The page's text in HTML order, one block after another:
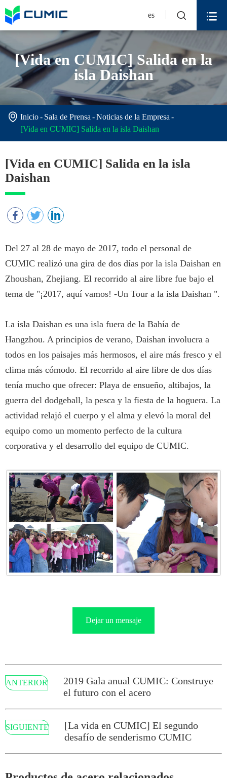
es  
[Vida en CUMIC] Salida en la
isla Daishan
 Inicio Sala de Prensa
Noticias de la Empresa
[Vida en CUMIC] Salida en la isla Daishan
[Vida en CUMIC] Salida en la isla
Daishan
Del 27 al 28 de mayo de 2017, todo el personal de
CUMIC realizó una gira de dos días por la isla Daishan en
Zhoushan, Zhejiang. El recorrido al aire libre fue bajo el
tema de "¡2017, aquí vamos! -Un Tour a la isla Daishan ".
La isla Daishan es una isla fuera de la Bahía de
Hangzhou. A principios de verano, Daishan involucra a
todos en los paisajes más hermosos, el aire más fresco y el
clima más cómodo. El recorrido al aire libre de dos días
tenía mucho que ofrecer: Playa de ensueño, altibajos, la
guerra del dodgeball, la pesca y la fiesta de la hoguera. La
actividad relajó el cuerpo y el alma y elevó la moral del
equipo como un momento perfecto de la cultura
corporativa y el desarrollo del equipo de CUMIC.
Dejar un mensaje
ANTERIOR
2019 Gala anual CUMIC: Construye
el futuro con el acero
SIGUIENTE
[La vida en CUMIC] El segundo
desafío de senderismo CUMIC